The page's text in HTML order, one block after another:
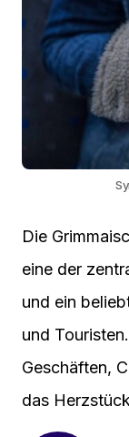
Die
eine der
und ein
und
Geschäften,
das